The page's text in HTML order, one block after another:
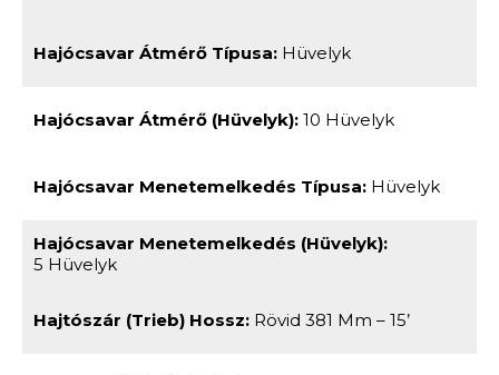
Hajócsavar Átmérő Típusa: Hüvelyk
Hajócsavar Átmérő (hüvelyk): 10 Hüvelyk
Hajócsavar Menetemelkedés Típusa: Hüvelyk
Hajócsavar Menetemelkedés (hüvelyk):
5 Hüvelyk
Hajtószár (trieb) Hossz: Rövid 381 Mm – 15’